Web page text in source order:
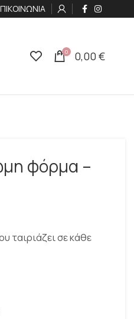
0 0,00€
φόρμα –
ταιριάζει σε κάθε